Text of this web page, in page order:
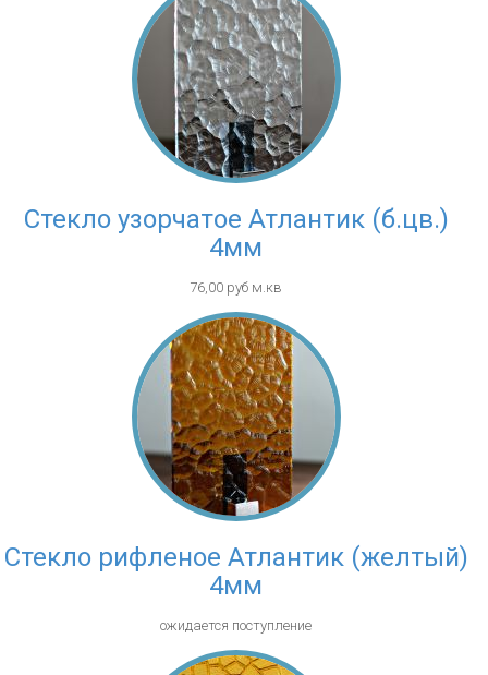
Стекло узорчатое Атлантик (б.цв.)
4мм
76,00 руб м.кв
Стекло рифленое Атлантик (желтый)
4мм
ожидается поступление